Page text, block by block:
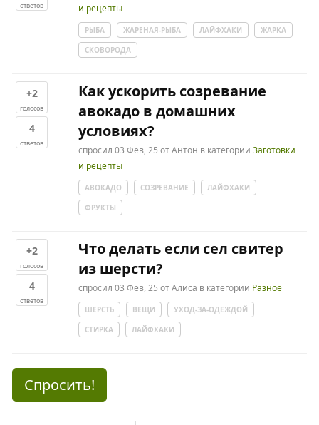
ответов
и рецепты
РЫБА ЖАРЕНАЯ-РЫБА ЛАЙФХАКИ
ЖАРКА
СКОВОРОДА
+2
голосов
4
ответов
Как ускорить созревание
авокадо в домашних
условиях?
спросил 03 Фев, 25 отАнтон в категорииЗаготовки
и рецепты
АВОКАДО СОЗРЕВАНИЕ
ЛАЙФХАКИ
ФРУКТЫ
+2
голосов
4
ответов
Что делать если сел свитер
из шерсти?
спросил 03 Фев, 25 отАлиса в категории Разное
ШЕРСТЬ ВЕЩИ
УХОД-ЗА-ОДЕЖДОЙ
СТИРКА
ЛАЙФХАКИ
Спросить!